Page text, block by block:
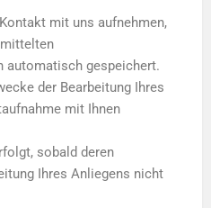
mit uns aufnehmen,
automatisch gespeichert.
der Bearbeitung Ihres
mit Ihnen
sobald deren
Ihres Anliegens nicht